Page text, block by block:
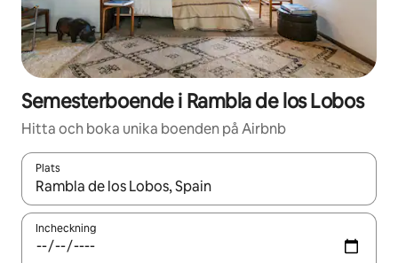
Semesterboende i Rambla de los Lobos
Hitta och boka unika boenden på Airbnb
Plats
När resultaten är tillgängliga kan du navigera med upp- och
Incheckning